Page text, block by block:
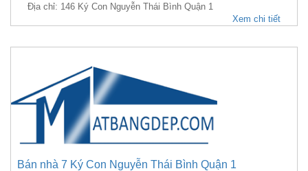
Địa chỉ: 146 Ký Con Nguyễn Thái Bình Quận 1
Xem chi tiết
Bán nhà 7 Ký Con Nguyễn Thái Bình Quận 1